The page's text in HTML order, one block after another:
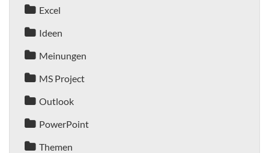
Excel
Ideen
Meinungen
MS Project
Outlook
PowerPoint
Themen